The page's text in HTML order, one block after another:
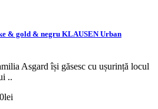
& gold & negru KLAUSEN Urban
Asgard își găsesc cu ușurință locul
..